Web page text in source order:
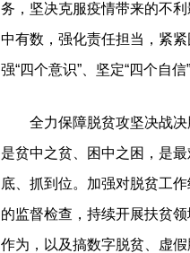
务，坚决克服疫情带来的不
中有数，强化责任担当，紧
强“四个意识”、坚定“四个自
全力保障脱贫攻坚决战决
是贫中之贫、困中之困，是
底、抓到位。加强对脱贫工
的监督检查，持续开展扶贫
作为，以及搞数字脱贫、虚